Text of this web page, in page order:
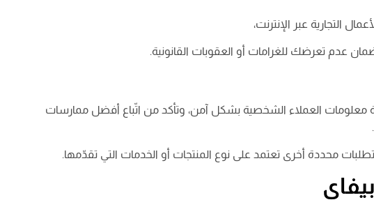
التجارية عبر الإنترنت،
عدم تعرضك للغرامات أو العقوبات القانونية.
العملاء الشخصية بشكل آمن، وتأكد من اتّباع أفضل ممارسات
محددة أخرى تعتمد على نوع المنتجات أو الخدمات التي تقدّمها.